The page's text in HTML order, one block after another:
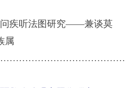
问疾听法图研究——兼谈莫
属